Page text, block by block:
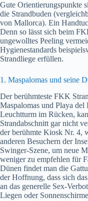
Gute Orientierungspunkte
die Strandbuden
von Mallorca). Ein
Denn so lässt sich beim
ungewolltes Peeling
Hygienestandards
Strandliege erfüllen.
1. Maspalomas und seine
Der berühmteste FKK
Maspalomas und Playa del
Leuchtturm im Rücken,
Strandabschnitt gar nicht
der berühmte Kiosk Nr. 4,
anderen Besuchern der
Swinger-Szene, um neue
weniger zu empfehlen für
Dünen findet man die
der Hoffnung, dass sich
an das generelle Sex-
Liegen oder